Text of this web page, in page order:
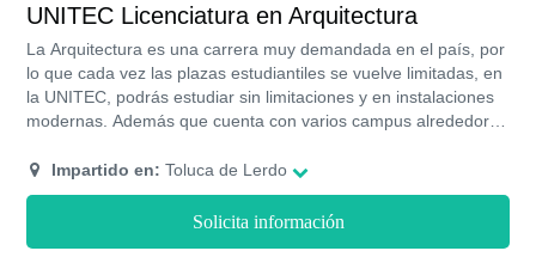
UNITEC Licenciatura en Arquitectura
La Arquitectura es una carrera muy demandada en el país, por
lo que cada vez las plazas estudiantiles se vuelve limitadas, en
la UNITEC, podrás estudiar sin limitaciones y en instalaciones
modernas. Además que cuenta con varios campus alrededor
económicos que los ofrecidos en otras universidades privadas.
Además, un poco más de la mitad de sus egresados ingresan a
las mejores empresas del país o crean sus propios negocios.
Impartido en: Toluca de Lerdo
Solicita información